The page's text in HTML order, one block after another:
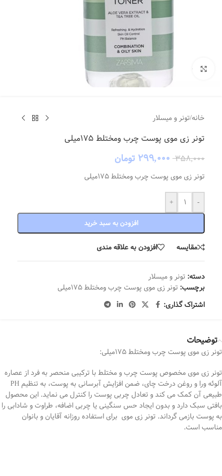
بزرگنمایی تصویر
خانه/تونر و میسلار
تونر زی موی پوست چرب ومختلط 175میلی
۳۵۸,۰۰۰ ۲۹۹,۰۰۰ تومان
تونر زی موی پوست چرب ومختلط 175میلی
-
+
افزودن به سبد خرید
مقایسه افزودن به علاقه مندی
دسته: تونر و میسلار
برچسب: تونر زی موی پوست چرب ومختلط 175میلی
اشتراک گذاری:
توضیحات
تونر زی موی پوست چرب ومختلط 175میلی:
تونر زی موی مخصوص پوست چرب و مختلط با ترکیبی منحصر به فرد از عصاره
آلوئه ورا و روغن درخت چای، ضمن افزایش آبرسانی به پوست، به تنظیم PH
طبیعی آن کمک می کند و تعادل چربی پوست را کنترل می نماید. این محصول
بافتی سبک دارد و بدون ایجاد حس سنگینی یا چربی اضافه، طراوت و شادابی را
به پوست بازمی گرداند. تونر زی موی برای استفاده روزانه آقایان و بانوان
مناسب است.